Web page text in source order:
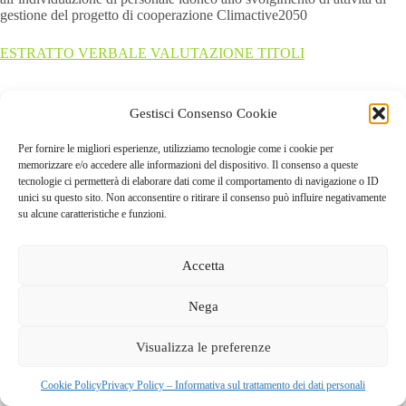
Gestisci Consenso Cookie
Per fornire le migliori esperienze, utilizziamo tecnologie come i cookie per
memorizzare e/o accedere alle informazioni del dispositivo. Il consenso a queste
tecnologie ci permetterà di elaborare dati come il comportamento di navigazione o ID
unici su questo sito. Non acconsentire o ritirare il consenso può influire negativamente
su alcune caratteristiche e funzioni.
Accetta
Nega
Visualizza le preferenze
Cookie PolicyPrivacy Policy – Informativa sul trattamento dei dati personali
gestione del progetto di cooperazione Climactive2050
ESTRATTO VERBALE VALUTAZIONE TITOLI
ESTRATTO VERBALE VALUTAZIONE TITOLI
kB)
Via Valmarina, 25 – 24123Bergamo| C.F. 04240740169 –
Copyright © 2026 - Tema WordPress sviluppato daCreative
Themes